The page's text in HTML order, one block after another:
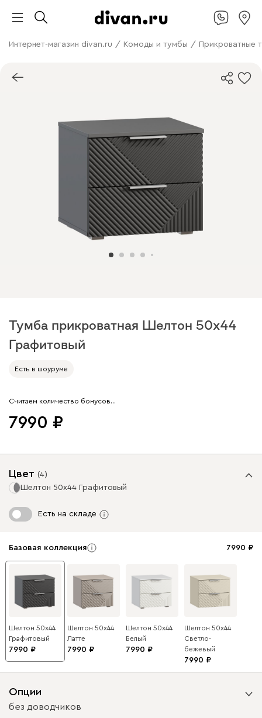
Интернет-магазин divan.ru / Комоды и тумбы / Прикроватные
Тумба прикроватная Шелтон 50x44
Графитовый
Арт. 204556
Есть в шоуруме
Считаем количество бонусов…
7990
Цвет (4)
Шелтон 50x44 Графитовый
Есть на складе
Базовая коллекция 7990
Шелтон 50x44
Графитовый
7990
Шелтон 50x44
Латте
7990
Шелтон 50x44
Белый
7990
Шелтон 50x44
Светло-
бежевый
7990
Опции
без доводчиков